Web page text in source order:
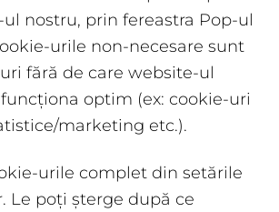
nostru, prin fereastra Pop-ul
urile non-necesare sunt
fără de care website-ul
optim (ex: cookie-uri
marketing etc.).
urile complet din setările
Le poți șterge după ce